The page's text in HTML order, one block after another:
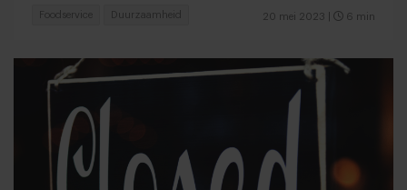
20 mei 2023 6 min
Foodservice Duurzaamheid